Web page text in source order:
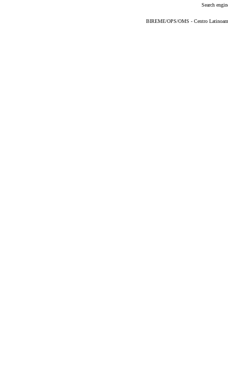
Search
BIREME/OPS/OMS - Centro